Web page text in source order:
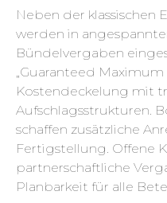
Neben der klassischen
werden in
Bündelvergaben
„Guaranteed
Kostendeckelung mit
Aufschlagsstrukturen.
schaffen zusätzliche
Fertigstellung. Offene
partnerschaftliche
Planbarkeit für alle